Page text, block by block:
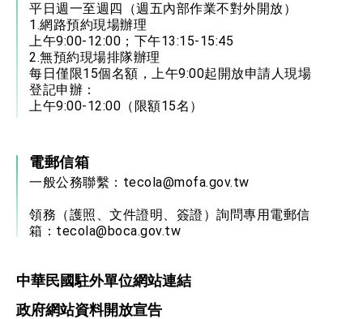
平日週一至週四（週五內部作業不對外開放）
1.網路預約現場辦理
上午9:00-12:00；下午13:15-15:45
2.無預約現場排隊辦理
每日僅限15個名額，上午9:00起開放申請人現場
登記申辦：
上午9:00-12:00（限額15名）
電郵信箱
一般公務聯繫： tecola@mofa.gov.tw
領務（護照、文件證明、簽證）詢問專用電郵信
箱： tecola@boca.gov.tw
中華民國駐外單位網站連結
政府網站資料開放宣告